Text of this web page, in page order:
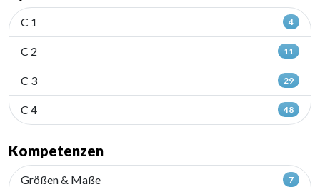
C 1 4
C 2 11
C 3 29
C 4 48
Kompetenzen
Größen & Maße 7